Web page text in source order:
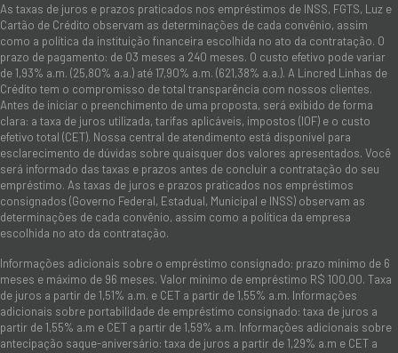
As taxas de juros e prazos praticados nos empréstimos de INSS, FGTS, Luz e
Cartão de Crédito observam as determinações de cada convênio, assim
como a política da instituição financeira escolhida no ato da contratação. O
prazo de pagamento: de 03 meses a 240 meses. O custo efetivo pode variar
de 1,93% a.m. (25,80% a.a.) até 17,90% a.m. (621,38% a.a.). A Lincred Linhas de
Crédito tem o compromisso de total transparência com nossos clientes.
Antes de iniciar o preenchimento de uma proposta, será exibido de forma
clara: a taxa de juros utilizada, tarifas aplicáveis, impostos (IOF) e o custo
efetivo total (CET). Nossa central de atendimento está disponível para
esclarecimento de dúvidas sobre quaisquer dos valores apresentados. Você
será informado das taxas e prazos antes de concluir a contratação do seu
empréstimo. As taxas de juros e prazos praticados nos empréstimos
consignados (Governo Federal, Estadual, Municipal e INSS) observam as
determinações de cada convênio, assim como a política da empresa
escolhida no ato da contratação.
Informações adicionais sobre o empréstimo consignado: prazo mínimo de 6
meses e máximo de 96 meses. Valor mínimo de empréstimo R$ 100,00. Taxa
de juros a partir de 1,51% a.m. e CET a partir de 1,55% a.m. Informações
adicionais sobre portabilidade de empréstimo consignado: taxa de juros a
partir de 1,55% a.m e CET a partir de 1,59% a.m. Informações adicionais sobre
antecipação saque-aniversário: taxa de juros a partir de 1,29% a.m e CET a